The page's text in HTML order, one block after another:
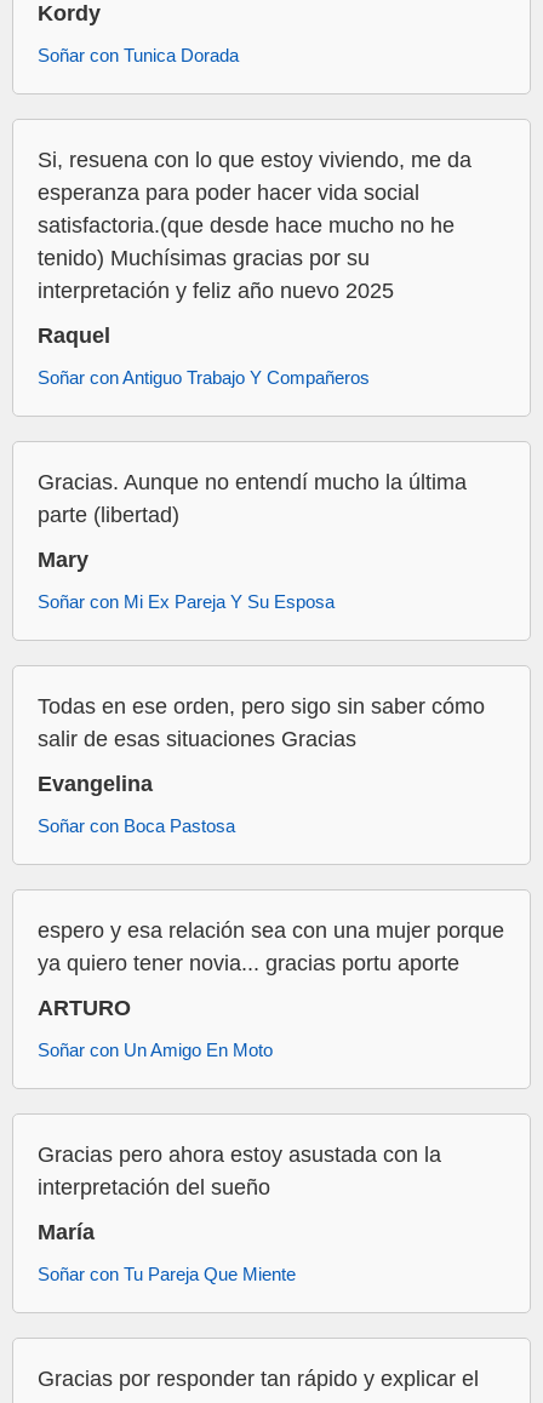
Kordy
Soñar con Tunica Dorada
Si, resuena con lo que estoy viviendo, me da
esperanza para poder hacer vida social
satisfactoria.(que desde hace mucho no he
tenido) Muchísimas gracias por su
interpretación y feliz año nuevo 2025
Raquel
Soñar con Antiguo Trabajo Y Compañeros
Gracias. Aunque no entendí mucho la última
parte (libertad)
Mary
Soñar con Mi Ex Pareja Y Su Esposa
Todas en ese orden, pero sigo sin saber cómo
salir de esas situaciones Gracias
Evangelina
Soñar con Boca Pastosa
espero y esa relación sea con una mujer porque
ya quiero tener novia... gracias portu aporte
ARTURO
Soñar con Un Amigo En Moto
Gracias pero ahora estoy asustada con la
interpretación del sueño
María
Soñar con Tu Pareja Que Miente
Gracias por responder tan rápido y explicar el